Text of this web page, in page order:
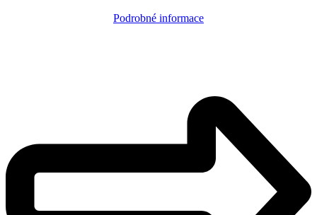
Podrobné informace